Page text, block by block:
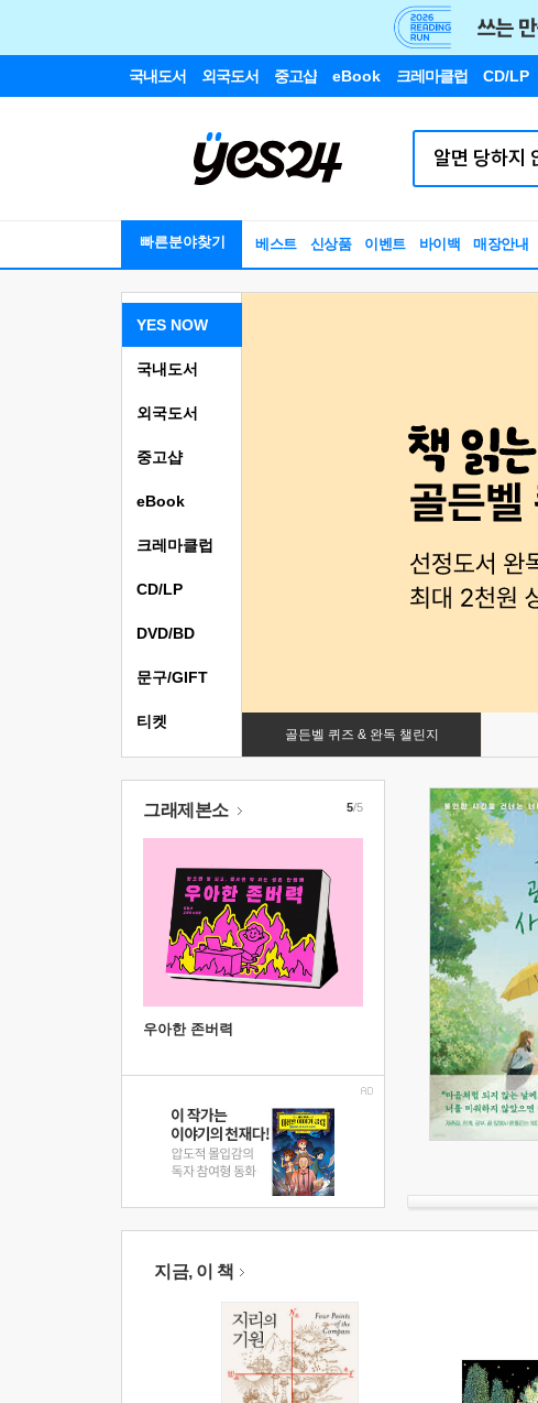
국내도서 외국도서 중고샵 eBook 크레마클럽 CD/LP
빠른분야찾기 베스트 신상품 이벤트 바이백 매장안내
YES NOW
골든벨 퀴즈 & 완독 챌린지
국내도서
외국도서
중고샵
eBook
크레마클럽
CD/LP
DVD/BD
문구/GIFT
티켓
그래제본소
우아한 존버력
5/5
지금, 이 책